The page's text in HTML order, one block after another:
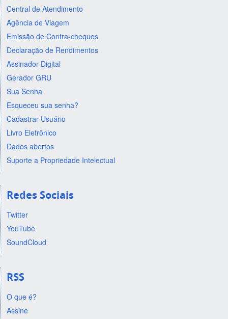
Central de Atendimento
Agência de Viagem
Emissão de Contra-cheques
Declaração de Rendimentos
Assinador Digital
Gerador GRU
Sua Senha
Esqueceu sua senha?
Cadastrar Usuário
Livro Eletrônico
Dados abertos
Suporte a Propriedade Intelectual
Redes Sociais
Twitter
YouTube
SoundCloud
RSS
O que é?
Assine